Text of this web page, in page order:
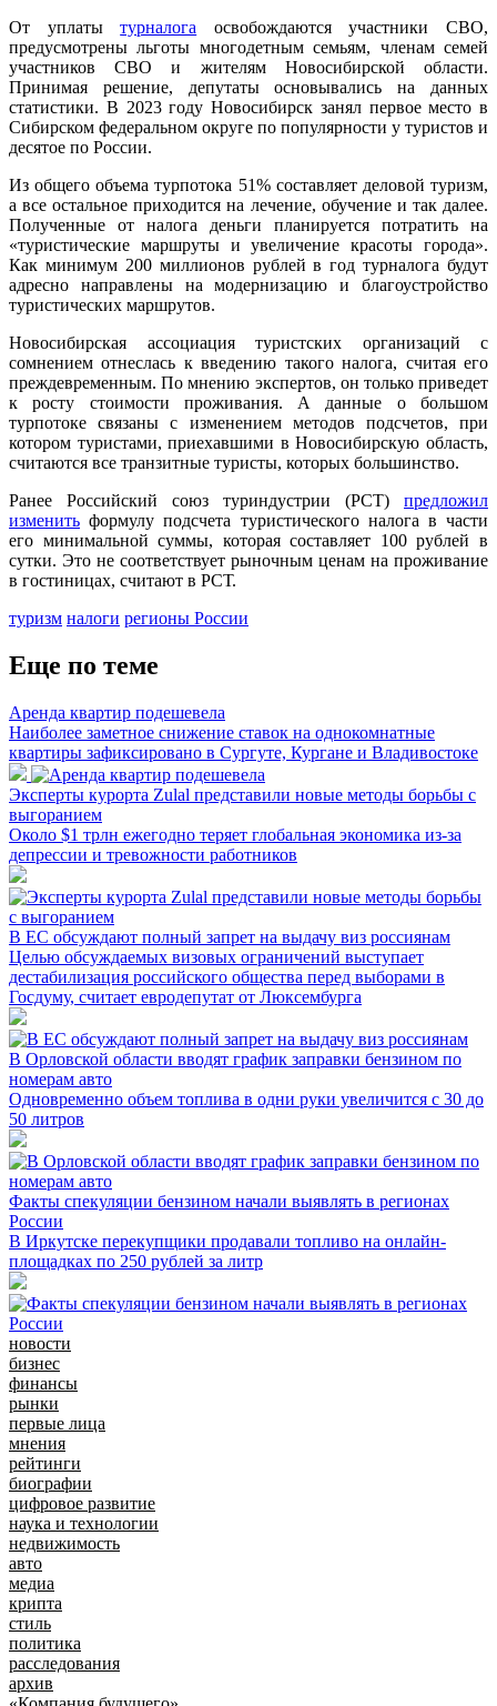
От уплатытурналога освобождаются участники СВО,
предусмотрены льготы многодетным семьям, членам семей
участников СВО и жителям Новосибирской области.
Принимая решение, депутаты основывались на данных
статистики. В 2023 году Новосибирск занял первое место в
Сибирском федеральном округе по популярности у туристов и
десятое по России.
Из общего объема турпотока 51% составляет деловой туризм,
а все остальное приходится на лечение, обучение и так далее.
Полученные от налога деньги планируется потратить на
«туристические маршруты и увеличение красоты города».
Как минимум 200 миллионов рублей в год турналога будут
адресно направлены на модернизацию и благоустройство
туристических маршрутов.
Новосибирская ассоциация туристских организаций с
сомнением отнеслась к введению такого налога, считая его
преждевременным. По мнению экспертов, он только приведет
к росту стоимости проживания. А данные о большом
турпотоке связаны с изменением методов подсчетов, при
котором туристами, приехавшими в Новосибирскую область,
считаются все транзитные туристы, которых большинство.
Ранее Российский союз туриндустрии (РСТ) предложил
изменить формулу подсчета туристического налога в части
его минимальной суммы, которая составляет 100 рублей в
сутки. Это не соответствует рыночным ценам на проживание
в гостиницах, считают в РСТ.
туризм налоги регионы России
Еще по теме
Аренда квартир подешевела
Наиболее заметное снижение ставок на однокомнатные
квартиры зафиксировано в Сургуте, Кургане и Владивостоке
Эксперты курорта Zulal представили новые методы борьбы с
выгоранием
Около $1 трлн ежегодно теряет глобальная экономика из-за
депрессии и тревожности работников
В ЕС обсуждают полный запрет на выдачу виз россиянам
Целью обсуждаемых визовых ограничений выступает
дестабилизация российского общества перед выборами в
Госдуму, считает евродепутат от Люксембурга
В Орловской области вводят график заправки бензином по
номерам авто
Одновременно объем топлива в одни руки увеличится с 30 до
50 литров
Факты спекуляции бензином начали выявлять в регионах
России
В Иркутске перекупщики продавали топливо на онлайн-
площадках по 250 рублей за литр
новости
бизнес
финансы
рынки
первые лица
мнения
рейтинги
биографии
цифровое развитие
наука и технологии
недвижимость
авто
медиа
крипта
стиль
политика
расследования
архив